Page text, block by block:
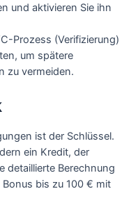
und aktivieren Sie ihn
Prozess (Verifizierung)
um spätere
zu vermeiden.
ist der Schlüssel.
ein Kredit, der
detaillierte Berechnung
bis zu 100 € mit